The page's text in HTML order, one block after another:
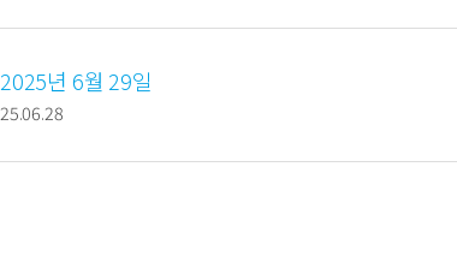
2025년 6월 29일
25.06.28